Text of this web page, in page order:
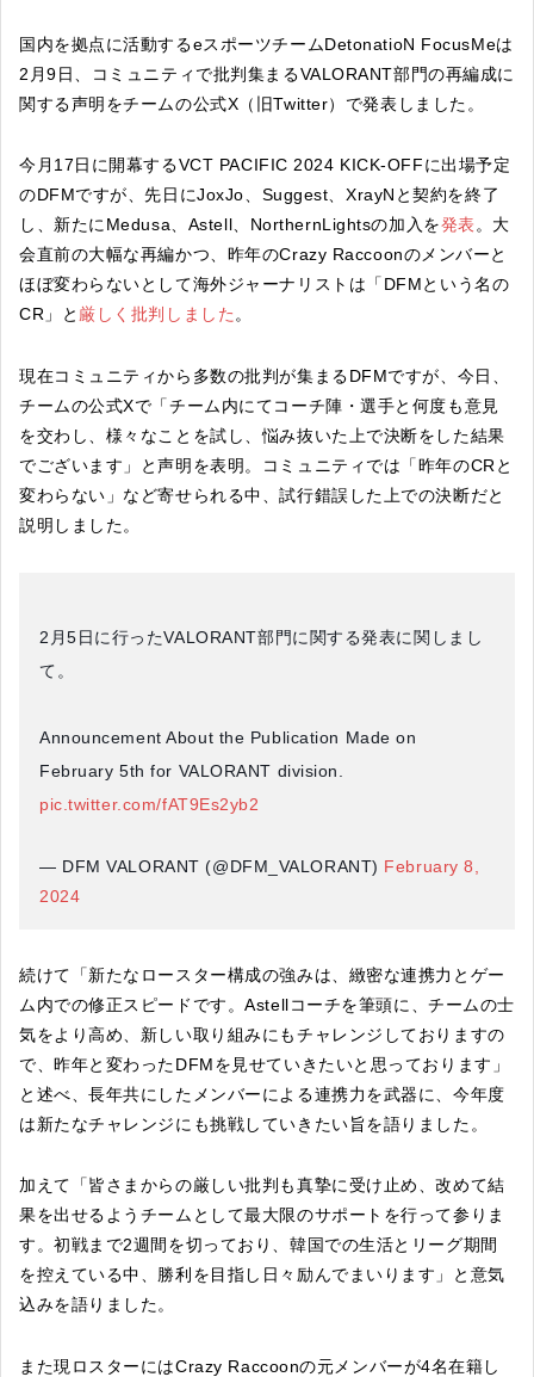
国内を拠点に活動するeスポーツチームDetonatioN FocusMeは
2月9日、コミュニティで批判集まるVALORANT部門の再編成に
関する声明をチームの公式X（旧Twitter）で発表しました。
今月17日に開幕するVCT PACIFIC 2024 KICK-OFFに出場予定
のDFMですが、先日にJoxJo、Suggest、XrayNと契約を終了
し、新たにMedusa、Astell、NorthernLightsの加入を発表。大
会直前の大幅な再編かつ、昨年のCrazy Raccoonのメンバーと
ほぼ変わらないとして海外ジャーナリストは「DFMという名の
CR」と 厳しく批判しました。
現在コミュニティから多数の批判が集まるDFMですが、今日、
チームの公式Xで「チーム内にてコーチ陣・選手と何度も意見
を交わし、様々なことを試し、悩み抜いた上で決断をした結果
でございます」と声明を表明。コミュニティでは「昨年のCRと
変わらない」など寄せられる中、試行錯誤した上での決断だと
説明しました。
2月5日に行ったVALORANT部門に関する発表に関しまし
て。
Announcement About the Publication Made on
February 5th for VALORANT division.
pic.twitter.com/fAT9Es2yb2
— DFM VALORANT (@DFM_VALORANT) February 8,
2024
続けて「新たなロースター構成の強みは、緻密な連携力とゲー
ム内での修正スピードです。Astellコーチを筆頭に、チームの士
気をより高め、新しい取り組みにもチャレンジしておりますの
で、昨年と変わったDFMを見せていきたいと思っております」
と述べ、長年共にしたメンバーによる連携力を武器に、今年度
は新たなチャレンジにも挑戦していきたい旨を語りました。
加えて「皆さまからの厳しい批判も真摯に受け止め、改めて結
果を出せるようチームとして最大限のサポートを行って参りま
す。初戦まで2週間を切っており、韓国での生活とリーグ期間
を控えている中、勝利を目指し日々励んでまいります」と意気
込みを語りました。
また現ロスターにはCrazy Raccoonの元メンバーが4名在籍し